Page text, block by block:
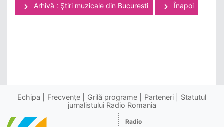
Arhivă : Ştiri muzicale din Bucuresti Înapoi
Echipa Frecvenţe Grilă programe Parteneri
Statutul
jurnalistului Radio Romania
Radio